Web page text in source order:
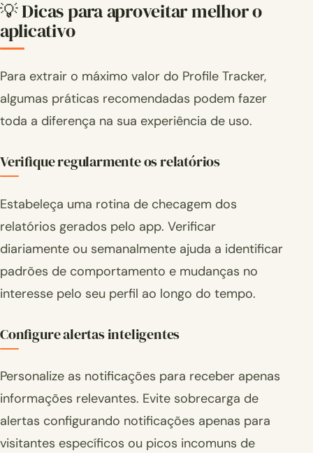
💡 Dicas para aproveitar melhor o
aplicativo
Para extrair o máximo valor do Profile Tracker,
algumas práticas recomendadas podem fazer
toda a diferença na sua experiência de uso.
Verifique regularmente os relatórios
Estabeleça uma rotina de checagem dos
relatórios gerados pelo app. Verificar
diariamente ou semanalmente ajuda a identificar
padrões de comportamento e mudanças no
interesse pelo seu perfil ao longo do tempo.
Configure alertas inteligentes
Personalize as notificações para receber apenas
informações relevantes. Evite sobrecarga de
alertas configurando notificações apenas para
visitantes específicos ou picos incomuns de